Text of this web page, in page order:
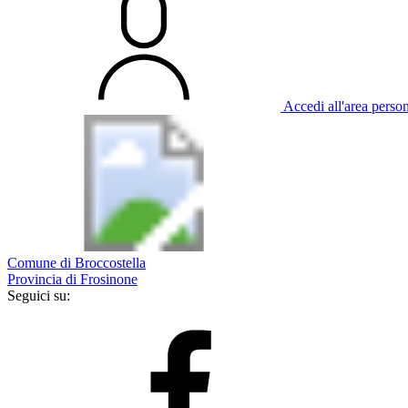
Accedi all'area
Comune di Broccostella
Provincia di Frosinone
Seguici su: